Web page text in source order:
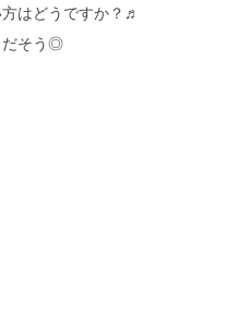
はどうですか？♬
だそう◎